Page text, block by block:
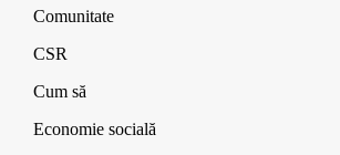
Comunitate
CSR
Cum să
Economie socială